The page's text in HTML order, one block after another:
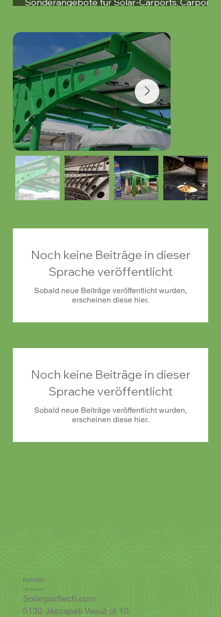
Kontakt
Lieferadresse
Solarporttech.com
5130 Jászapáti Vasút út 10.
Sonderangebote für Solar-Carports, Carports
Noch keine Beiträge in dieser
Sprache veröffentlicht
Sobald neue Beiträge veröffentlicht wurden,
erscheinen diese hier.
Noch keine Beiträge in dieser
Sprache veröffentlicht
Sobald neue Beiträge veröffentlicht wurden,
erscheinen diese hier.